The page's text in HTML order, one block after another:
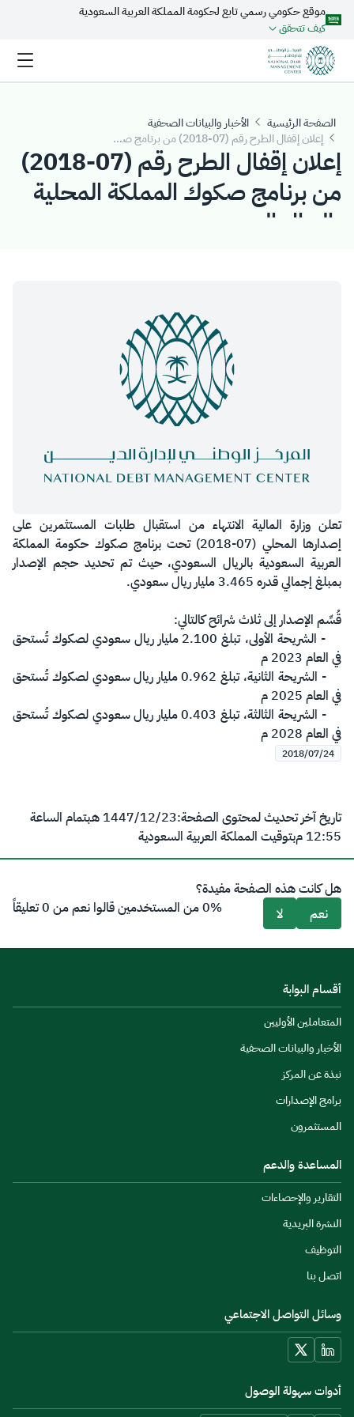
تخطي إلى المحتوى الرئيسي
موقع حكومي رسمي تابع لحكومة المملكة العربية السعودية
كيف تتحقق
الصفحة الرئيسية
الأخبار والبيانات الصحفية
إعلان إقفال الطرح رقم (07-2018) من برنامج صكوك المملكة المحلية بالريال السعودي
إعلان إقفال الطرح رقم (07-2018)
من برنامج صكوك المملكة المحلية
بالريال السعودي
​تعلن وزارة المالية الانتهاء من استقبال طلبات المستثمرين على
إصدارها المحلي (07-2018) تحت برنامج صكوك حكومة المملكة
العربية السعودية بالريال السعودي، حيث تم تحديد حجم الإصدار
بمبلغ إجمالي قدره 3.465 مليار ريال سعودي‏.
قُسِّم الإصدار إلى ثلاث شرائح كالتالي:
- الشريحة الأولى، تبلغ 2.100 مليار ريال سعودي لصكوك تُستحق
في العام 2023 م
- الشريحة الثانية، تبلغ 0.962 مليار ريال سعودي لصكوك تُستحق
في العام 2025 م
- الشريحة الثالثة، تبلغ 0.403 مليار ريال سعودي لصكوك تُستحق
في العام 2028 م
2018/07/24
تاريخ آخر تحديث لمحتوى الصفحة:23‏/12‏/1447 هـ
بتمام الساعة
12:55 م
بتوقيت المملكة العربية السعودية
هل كانت هذه الصفحة مفيدة؟
نعم
لا 0% من المستخدمين قالوا نعم من 0 تعليقاً
أقسام البوابة
المتعاملين الأوليين
الأخبار والبيانات الصحفية
نبذة عن المركز
برامج الإصدارات
المستثمرون
المساعدة والدعم
التقارير والإحصاءات
النشرة البريدية
التوظيف
اتصل بنا
وسائل التواصل الاجتماعي
أدوات سهولة الوصول